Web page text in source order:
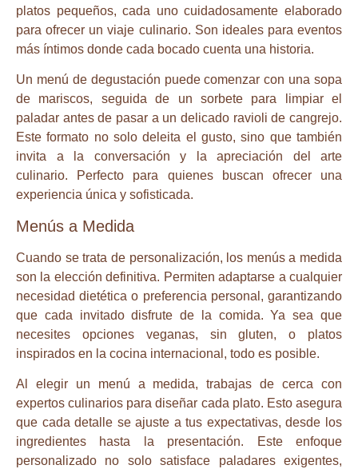
platos pequeños, cada uno cuidadosamente elaborado
para ofrecer un viaje culinario. Son ideales para eventos
más íntimos donde cada bocado cuenta una historia.
Un menú de degustación puede comenzar con una sopa
de mariscos, seguida de un sorbete para limpiar el
paladar antes de pasar a un delicado ravioli de cangrejo.
Este formato no solo deleita el gusto, sino que también
invita a la conversación y la apreciación del arte
culinario. Perfecto para quienes buscan ofrecer una
experiencia única y sofisticada.
Menús a Medida
Cuando se trata de personalización, los menús a medida
son la elección definitiva. Permiten adaptarse a cualquier
necesidad dietética o preferencia personal, garantizando
que cada invitado disfrute de la comida. Ya sea que
necesites opciones veganas, sin gluten, o platos
inspirados en la cocina internacional, todo es posible.
Al elegir un menú a medida, trabajas de cerca con
expertos culinarios para diseñar cada plato. Esto asegura
que cada detalle se ajuste a tus expectativas, desde los
ingredientes hasta la presentación. Este enfoque
personalizado no solo satisface paladares exigentes,